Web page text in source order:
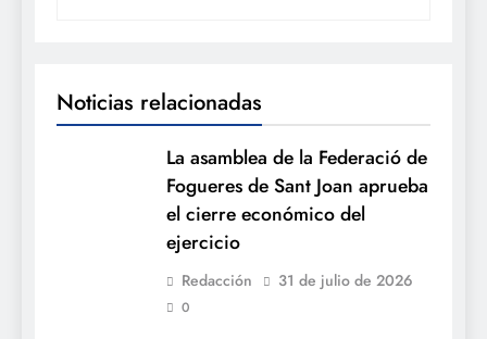
Noticias relacionadas
La asamblea de la Federació de
Fogueres de Sant Joan aprueba
el cierre económico del
ejercicio
Redacción 31 de julio de 2026
0